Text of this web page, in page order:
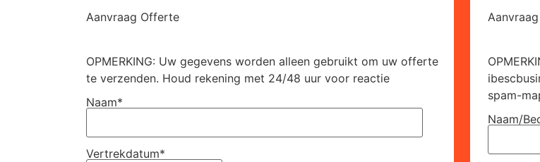
Aanvraag Offerte
OPMERKING: Uw gegevens worden alleen gebruikt om uw offerte
te verzenden. Houd rekening met 24/48 uur voor reactie
Naam*
Vertrekdatum*
spam-
Naam/